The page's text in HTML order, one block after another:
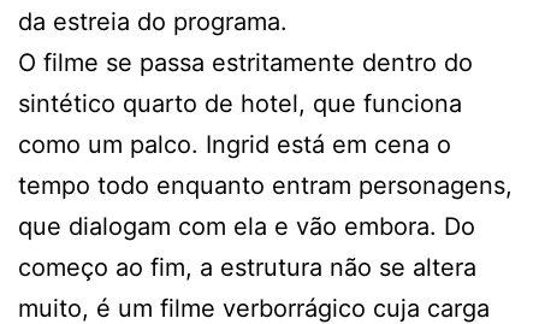
da estreia do programa.
O filme se passa estritamente dentro do
sintético quarto de hotel, que funciona
como um palco. Ingrid está em cena o
tempo todo enquanto entram personagens,
que dialogam com ela e vão embora. Do
começo ao fim, a estrutura não se altera
muito, é um filme verborrágico cuja carga